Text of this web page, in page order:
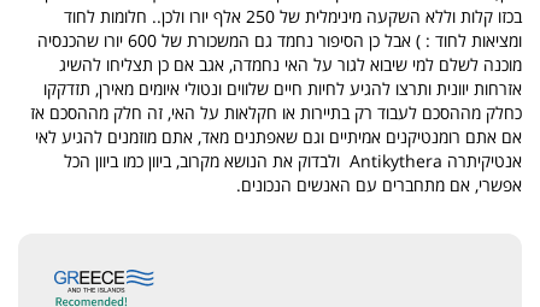
בכזו קלות וללא השקעה מינימלית של 250 אלף יורו ולכן.. חלומות לחוד
ומציאות לחוד : ) אבל כן הסיפור נחמד גם המשכורת של 600 יורו שהכנסיה
מוכנה לשלם למי שיבוא לגור על האי נחמדה, אגב אם כן תצליחו להשיג
אזרחות יוונית ותרצו להגיע לחיות חיים שלווים ונטולי איומים מאירן, תזדקקו
כחלק מההסכם לעבוד רק בתיירות או חקלאות על האי, זה חלק מההסכם אז
אם אתם רומנטיקנים אמיתיים וגם שאפתנים מאד, אתם מוזמנים להגיע לאי
אנטיקיתרה Antikythera ולבדוק את הנושא מקרוב, ביוון כמו ביוון הכל
אפשרי, אם מתחברים עם האנשים הנכונים.